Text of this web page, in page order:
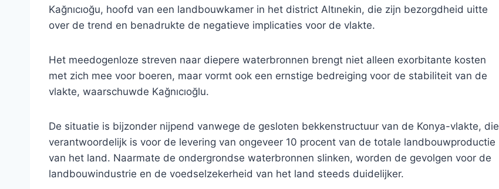
Kağnıcıoğu, hoofd van een landbouwkamer in het district Altınekin, die zijn bezorgdheid uitte
over de trend en benadrukte de negatieve implicaties voor de vlakte.
Het meedogenloze streven naar diepere waterbronnen brengt niet alleen exorbitante kosten
met zich mee voor boeren, maar vormt ook een ernstige bedreiging voor de stabiliteit van de
vlakte, waarschuwde Kağnıcıoğlu.
De situatie is bijzonder nijpend vanwege de gesloten bekkenstructuur van de Konya-vlakte, die
verantwoordelijk is voor de levering van ongeveer 10 procent van de totale landbouwproductie
van het land. Naarmate de ondergrondse waterbronnen slinken, worden de gevolgen voor de
landbouwindustrie en de voedselzekerheid van het land steeds duidelijker.